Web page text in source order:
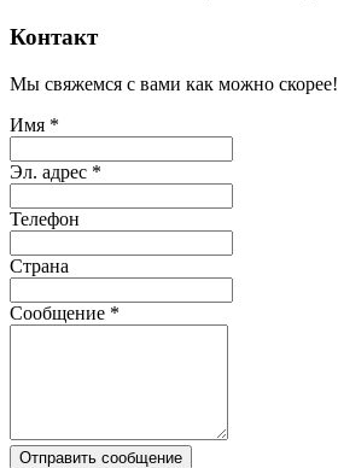
Контакт
Мы свяжемся с вами как можно скорее!
Имя *
Эл. адрес *
Телефон
Страна
Сообщение *
Отправить сообщение